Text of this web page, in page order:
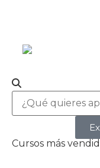
Cursos más